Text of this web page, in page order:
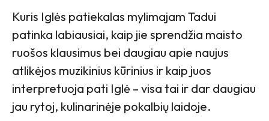
Kuris Iglės patiekalas mylimajam Tadui
patinka labiausiai, kaip jie sprendžia maisto
ruošos klausimus bei daugiau apie naujus
atlikėjos muzikinius kūrinius ir kaip juos
interpretuoja pati Iglė – visa tai ir dar daugiau
jau rytoj, kulinarinėje pokalbių laidoje.